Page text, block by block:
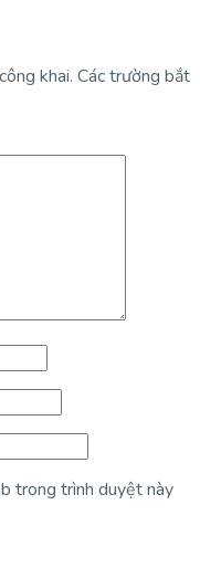
khai. Các trường bắt
trong trình duyệt này